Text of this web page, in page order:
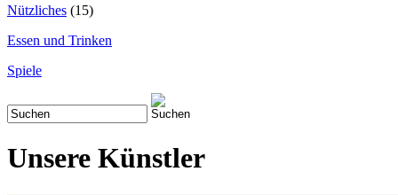
Nützliches (15)
Essen und Trinken
Spiele
Unsere Künstler